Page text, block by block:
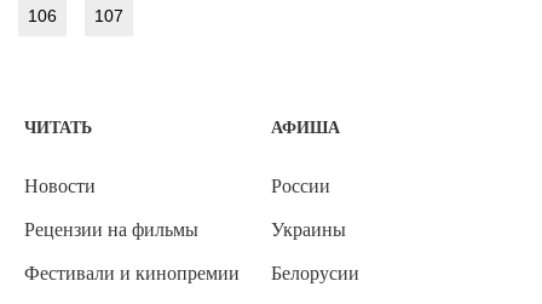
106 107
ЧИТАТЬ
Новости
Рецензии на фильмы
Фестивали и кинопремии
АФИША
России
Украины
Белорусии